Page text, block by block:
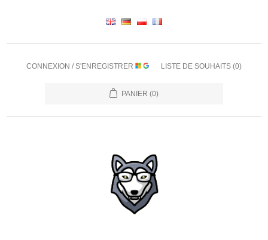
CONNEXION / S'ENREGISTRER LISTE DE SOUHAITS (0)
PANIER (0)